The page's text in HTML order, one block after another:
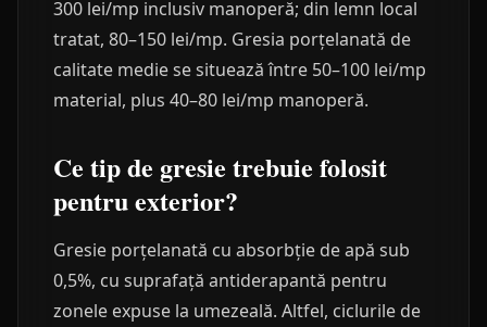
300 lei/mp inclusiv manoperă; din lemn local
tratat, 80–150 lei/mp. Gresia porțelanată de
calitate medie se situează între 50–100 lei/mp
material, plus 40–80 lei/mp manoperă.
Ce tip de gresie trebuie folosit
pentru exterior?
Gresie porțelanată cu absorbție de apă sub
0,5%, cu suprafață antiderapantă pentru
zonele expuse la umezeală. Altfel, ciclurile de